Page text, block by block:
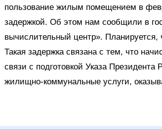
пользование жилым помещением в
задержкой. Об этом нам сообщили в
вычислительный центр». Планируется,
Такая задержка связана с тем, что
связи с подготовкой Указа
жилищно-коммунальные услуги,